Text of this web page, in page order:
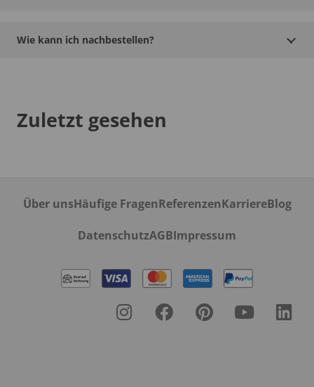
Wie kann ich nachbestellen?
Zuletzt gesehen
Über unsHäufige FragenReferenzenKarriereBlog
DatenschutzAGBImpressum